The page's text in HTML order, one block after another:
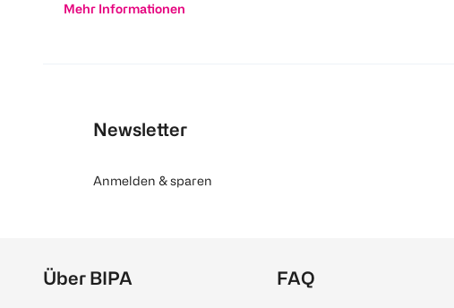
Mehr Informationen
Newsletter
Anmelden & sparen
Über BIPA FAQ